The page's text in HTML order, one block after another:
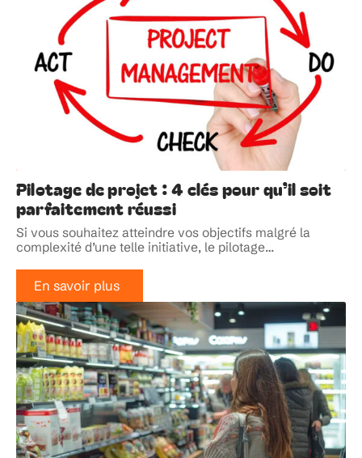
Pilotage de projet : 4 clés pour qu’il soit
parfaitement réussi
Si vous souhaitez atteindre vos objectifs malgré la
complexité d’une telle initiative, le pilotage…
En savoir plus